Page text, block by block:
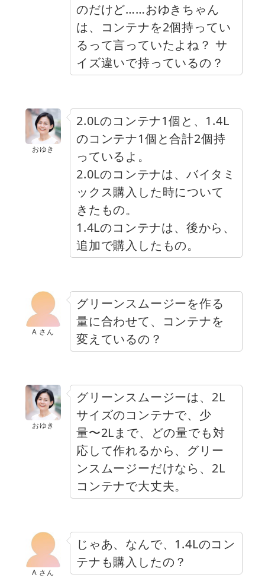
のだけど……おゆきちゃん
は、コンテナを2個持ってい
るって言っていたよね？ サ
イズ違いで持っているの？
おゆき
2.0Lのコンテナ1個と、1.4L
のコンテナ1個と合計2個持
っているよ。
2.0Lのコンテナは、バイタミ
ックス購入した時について
きたもの。
1.4Lのコンテナは、後から、
追加で購入したもの。
A さん
グリーンスムージーを作る
量に合わせて、コンテナを
変えているの？
おゆき
グリーンスムージーは、2L
サイズのコンテナで、少
量〜2Lまで、どの量でも対
応して作れるから、グリー
ンスムージーだけなら、2L
コンテナで大丈夫。
A さん
じゃあ、なんで、1.4Lのコン
テナも購入したの？